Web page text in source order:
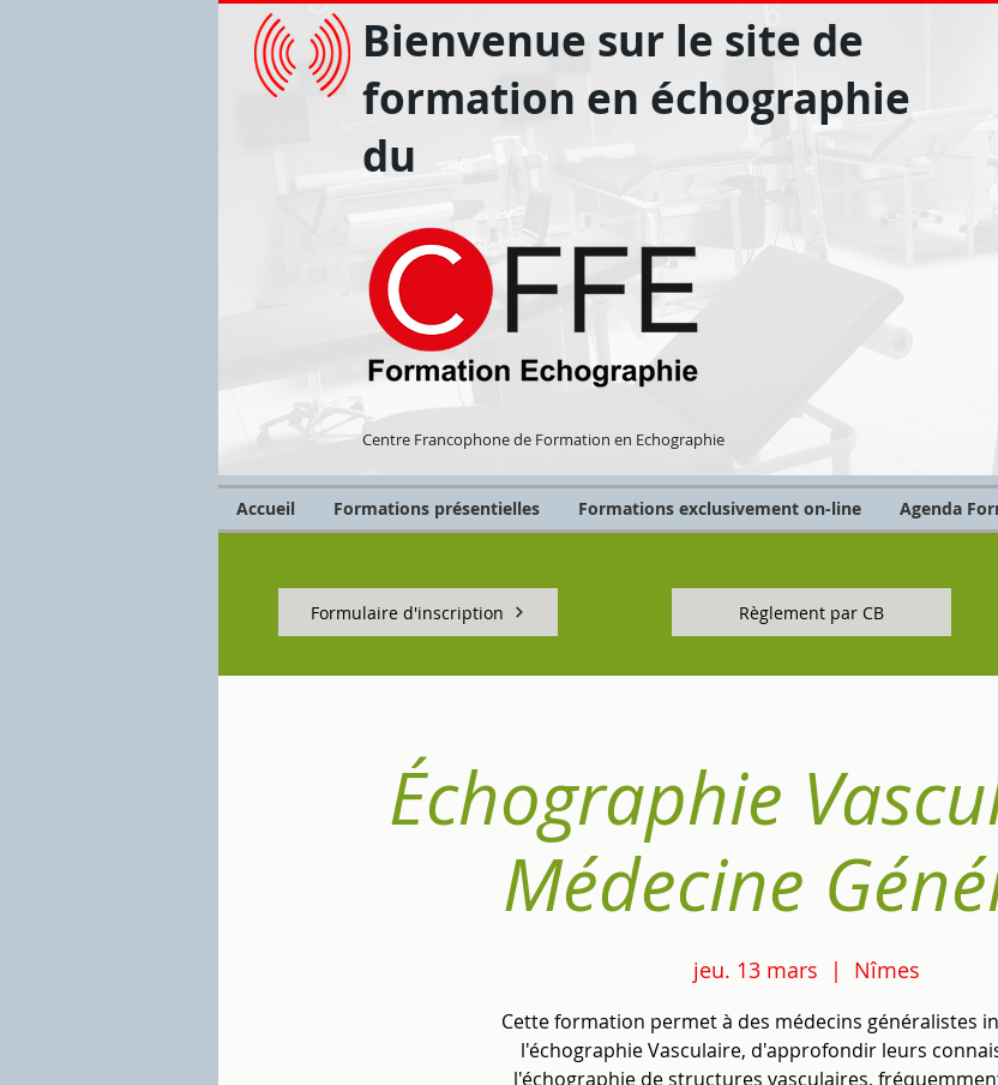
Bienvenue sur le site de
formation en échographie
du
Centre Francophone de Formation en Echographie
Accueil Formations présentielles Formations exclusivement on-line Agenda
Formulaire d'inscription Règlement par CB
Échographie
Médecine
jeu. 13 mars
  |
Nîmes
Cette formation permet à des médecins généralistes
l'échographie Vasculaire, d'approfondir leurs
l'échographie de structures vasculaires,